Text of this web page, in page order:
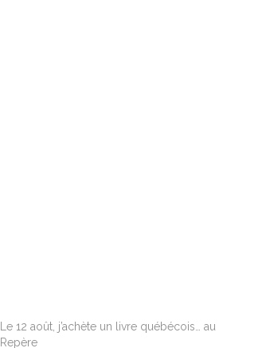
Le 12 août, j’achète un livre québécois… au
Repère